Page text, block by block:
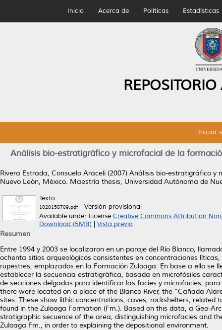
Inicio Acerca de Políticas Estadísticas
Iniciar
Análisis bio-estratigráfico y microfacial de la
Rivera Estrada, Consuelo Araceli (2007) Análisis bio-estratigráfico y
Nuevo León, México. Maestría thesis, Universidad Autónoma de
Texto
1020158709.pdf- Versión provisional
Available under License Creative Commons Attribution
Download (5MB)
Vista previa
Resumen
Entre 1994 y 2003 se localizaron en un paraje del Río Blanco,
ochenta sitios arqueológicos consistentes en concentraciones
rupestres, emplazados en la Formación Zuloaga. En base a ello se
establecer la secuencia estratigráfica, basada en microfósiles
de secciones delgadas para identificar las facies y microfacies,
there were located on a place of the Blanco River, the “Cañada
sites. These show lithic concentrations, caves, rockshelters,
found in the Zuloaga Formation (Fm.). Based on this data, a Geo-
stratigraphic secuence of the area, distinguishing microfacies and
Zuloaga Fm., in order to explaining the depositional environment.